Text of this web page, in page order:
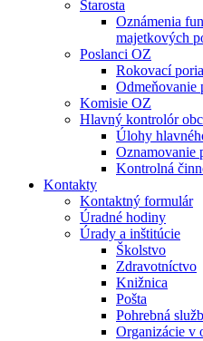
Starosta
Oznámenia
majetkových
Poslanci OZ
Rokovací
Odmeňovanie
Komisie OZ
Hlavný kontrolór
Úlohy
Oznamovanie
Kontrolná
Kontakty
Kontaktný formulár
Úradné hodiny
Úrady a inštitúcie
Školstvo
Zdravotníctvo
Knižnica
Pošta
Pohrebná
Organizácie v